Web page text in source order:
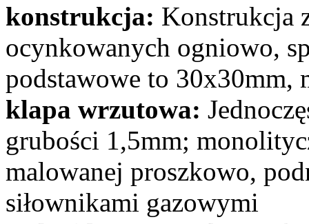
konstrukcja: Konstrukcja
ocynkowanych ogniowo,
podstawowe to 30x30mm,
klapa wrzutowa:
grubości 1,5mm;
malowanej proszkowo,
siłownikami gazowymi